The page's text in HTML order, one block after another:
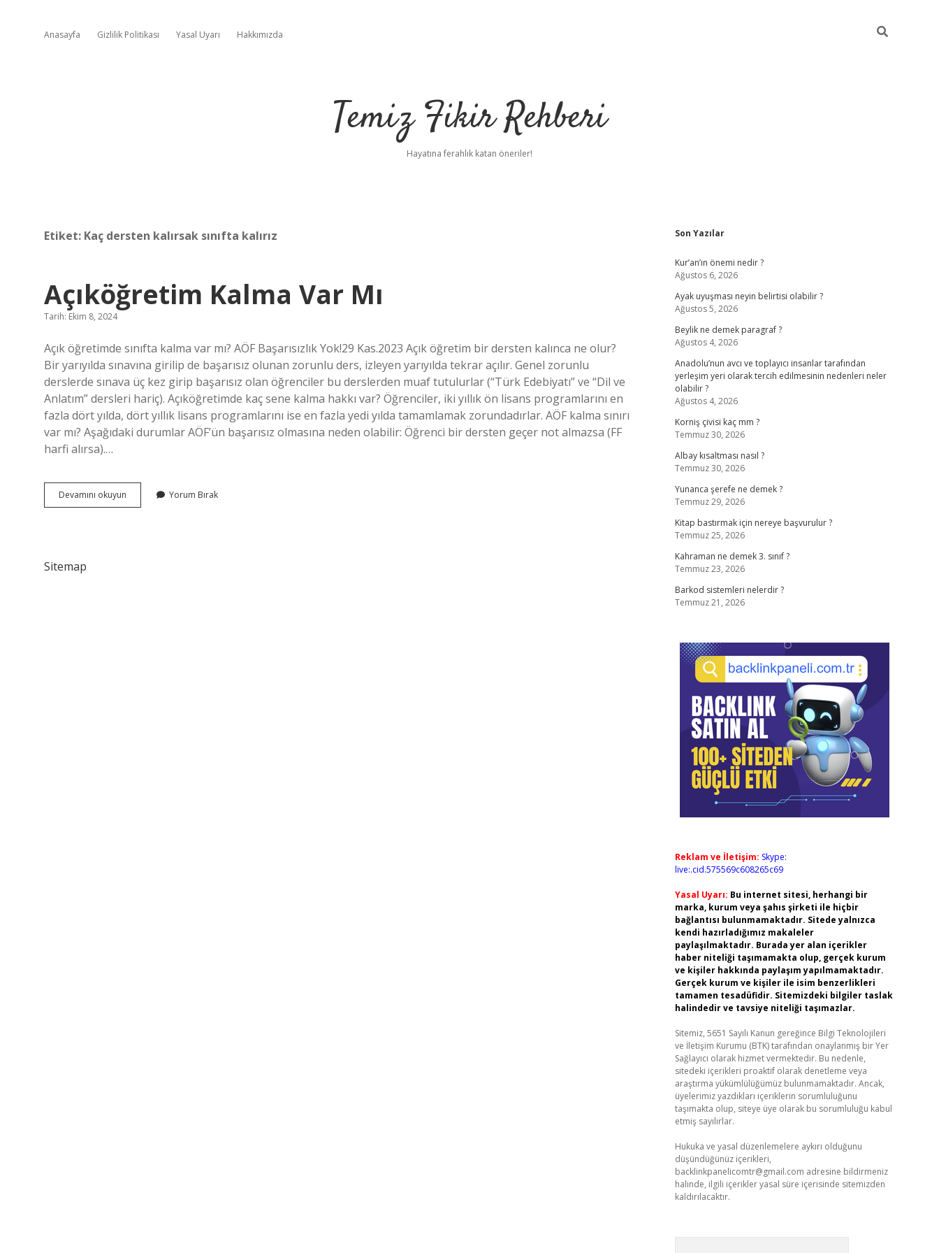
Anasayfa Gizlilik Politikası Yasal Uyarı Hakkımızda
Temiz Fikir Rehberi
Hayatına ferahlık katan öneriler!
Etiket: Kaç dersten kalırsak sınıfta kalırız
Açıköğretim Kalma Var Mı
Tarih: Ekim 8, 2024
Açık öğretimde sınıfta kalma var mı? AÖF Başarısızlık Yok!29 Kas.2023 Açık öğretim bir dersten kalınca ne olur?
Bir yarıyılda sınavına girilip de başarısız olunan zorunlu ders, izleyen yarıyılda tekrar açılır. Genel zorunlu
derslerde sınava üç kez girip başarısız olan öğrenciler bu derslerden muaf tutulurlar (“Türk Edebiyatı” ve “Dil ve
Anlatım” dersleri hariç). Açıköğretimde kaç sene kalma hakkı var? Öğrenciler, iki yıllık ön lisans programlarını en
fazla dört yılda, dört yıllık lisans programlarını ise en fazla yedi yılda tamamlamak zorundadırlar. AÖF kalma sınırı
var mı? Aşağıdaki durumlar AÖF’ün başarısız olmasına neden olabilir: Öğrenci bir dersten geçer not almazsa (FF
harfi alırsa).…
Devamını okuyun Açıköğretim
Kalma
Yorum Bırak
Sitemap
Sidebar
Son Yazılar
Kur’an’ın önemi nedir ?
Ağustos 6, 2026
Ayak uyuşması neyin belirtisi olabilir ?
Ağustos 5, 2026
Beylik ne demek paragraf ?
Ağustos 4, 2026
Anadolu’nun avcı ve toplayıcı insanlar tarafından
yerleşim yeri olarak tercih edilmesinin nedenleri neler
olabilir ?
Ağustos 4, 2026
Korniş çivisi kaç mm ?
Temmuz 30, 2026
Albay kısaltması nasıl ?
Temmuz 30, 2026
Yunanca şerefe ne demek ?
Temmuz 29, 2026
Kitap bastırmak için nereye başvurulur ?
Temmuz 25, 2026
Kahraman ne demek 3. sınıf ?
Temmuz 23, 2026
Barkod sistemleri nelerdir ?
Temmuz 21, 2026
Reklam ve İletişim: Skype:
live:.cid.575569c608265c69
Yasal Uyarı: Bu internet sitesi, herhangi bir
marka, kurum veya şahıs şirketi ile hiçbir
bağlantısı bulunmamaktadır. Sitede yalnızca
kendi hazırladığımız makaleler
paylaşılmaktadır. Burada yer alan içerikler
haber niteliği taşımamakta olup, gerçek kurum
ve kişiler hakkında paylaşım yapılmamaktadır.
Gerçek kurum ve kişiler ile isim benzerlikleri
tamamen tesadüfidir. Sitemizdeki bilgiler taslak
halindedir ve tavsiye niteliği taşımazlar.
Sitemiz, 5651 Sayılı Kanun gereğince Bilgi Teknolojileri
ve İletişim Kurumu (BTK) tarafından onaylanmış bir Yer
Sağlayıcı olarak hizmet vermektedir. Bu nedenle,
sitedeki içerikleri proaktif olarak denetleme veya
araştırma yükümlülüğümüz bulunmamaktadır. Ancak,
üyelerimiz yazdıkları içeriklerin sorumluluğunu
taşımakta olup, siteye üye olarak bu sorumluluğu kabul
etmiş sayılırlar.
Hukuka ve yasal düzenlemelere aykırı olduğunu
düşündüğünüz içerikleri,
backlinkpanelicomtr@gmail.com adresine bildirmeniz
halinde, ilgili içerikler yasal süre içerisinde sitemizden
kaldırılacaktır.